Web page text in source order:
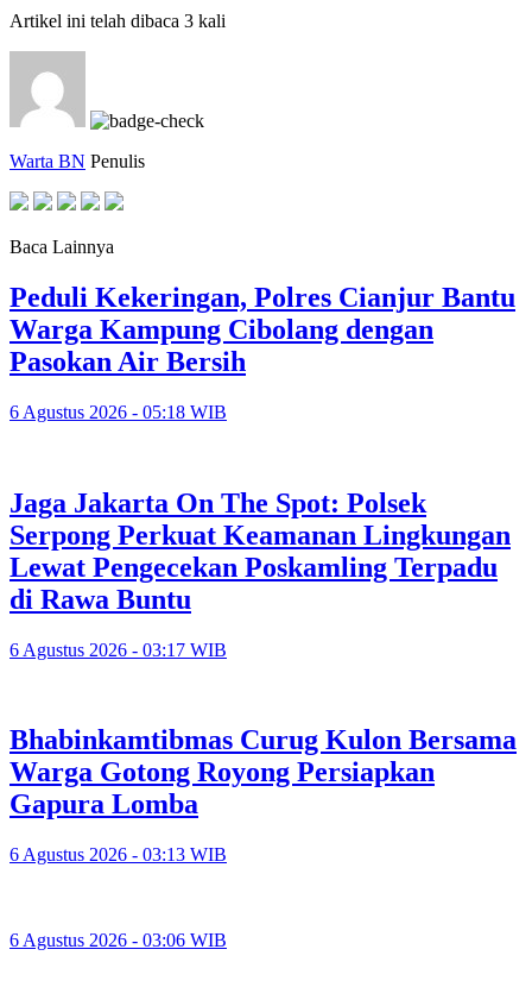
Artikel ini telah dibaca 3 kali
Warta BN Penulis
Baca Lainnya
Peduli Kekeringan, Polres Cianjur Bantu
Warga Kampung Cibolang dengan
Pasokan Air Bersih
6 Agustus 2026 - 05:18 WIB
Jaga Jakarta On The Spot: Polsek
Serpong Perkuat Keamanan Lingkungan
Lewat Pengecekan Poskamling Terpadu
di Rawa Buntu
6 Agustus 2026 - 03:17 WIB
Bhabinkamtibmas Curug Kulon Bersama
Warga Gotong Royong Persiapkan
Gapura Lomba
6 Agustus 2026 - 03:13 WIB
6 Agustus 2026 - 03:06 WIB